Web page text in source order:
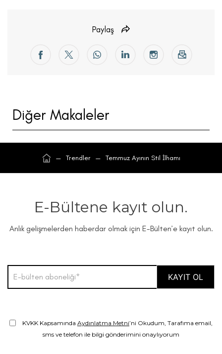
Paylaş
Diğer Makaleler
— Trendler — Temmuz Ayının Stil İlhamı
E-Bültene kayıt olun.
Anlık gelişmelerden haberdar olmak için E-Bülten’e kayıt olun.
KVKK Kapsamında Aydınlatma Metni’ni Okudum, Tarafıma email,
sms ve telefon ile bilgi gönderimini onaylıyorum